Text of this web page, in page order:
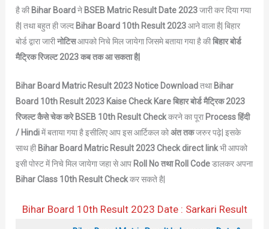
है की Bihar Boardने BSEB Matric Result Date 2023जारी कर दिया गया
है| तथा बहुत ही जल्द Bihar Board 10th Result 2023आने वाला है| बिहार
बोर्ड द्वारा जारीनोटिसआपको निचे मिल जायेगा जिसमे बताया गया है कीबिहार बोर्ड
मैट्रिकरिजल्ट 2023 कब तक आ सकता है|
Bihar Board Matric Result 2023 Notice Downloadतथा Bihar
Board 10th Result 2023 Kaise Check Kare बिहार बोर्डमैट्रिक2023
रिजल्ट कैसे चेक करे BSEB 10th Result Checkकरने का पूरा Process हिंदी
/ Hindiमें बताया गया है इसीलिए आप इस आर्टिकल कोअंत तकजरुर पढ़े| इसके
साथ ही Bihar Board Matric Result 2023 Check direct linkभी आपको
इसी पोस्ट में निचे मिल जायेगा जहा से आप Roll No तथा Roll Codeडालकर अपना
Bihar Class 10th Result Checkकर सकते है|
Bihar Board 10th Result 2023 Date : Sarkari Result